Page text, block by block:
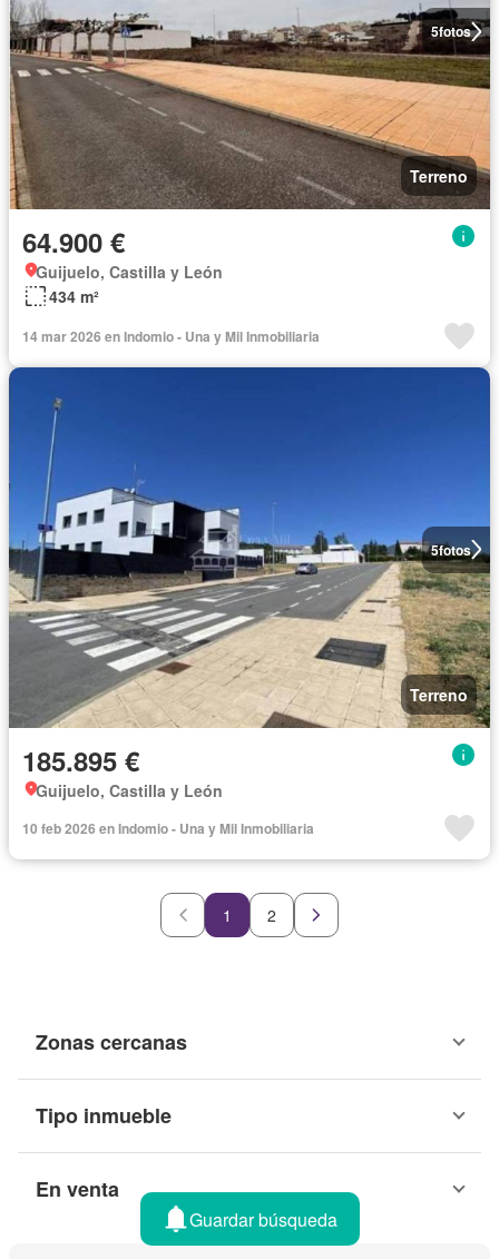
5fotos
Terreno
64.900 €
Guijuelo, Castilla y León
434 m²
14 mar 2026 en Indomio - Una y Mil Inmobiliaria
5fotos
Terreno
185.895 €
Guijuelo, Castilla y León
10 feb 2026 en Indomio - Una y Mil Inmobiliaria
1 2
Zonas cercanas
Tipo inmueble
En venta
Guardar búsqueda